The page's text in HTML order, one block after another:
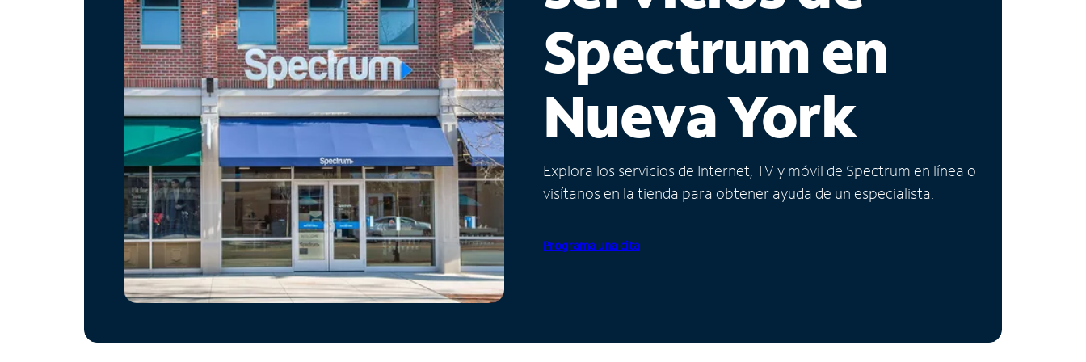
Spectrum en
Nueva York
Explora los servicios de Internet, TV y móvil de Spectrum en línea o
visítanos en la tienda para obtener ayuda de un especialista.
Programa una cita